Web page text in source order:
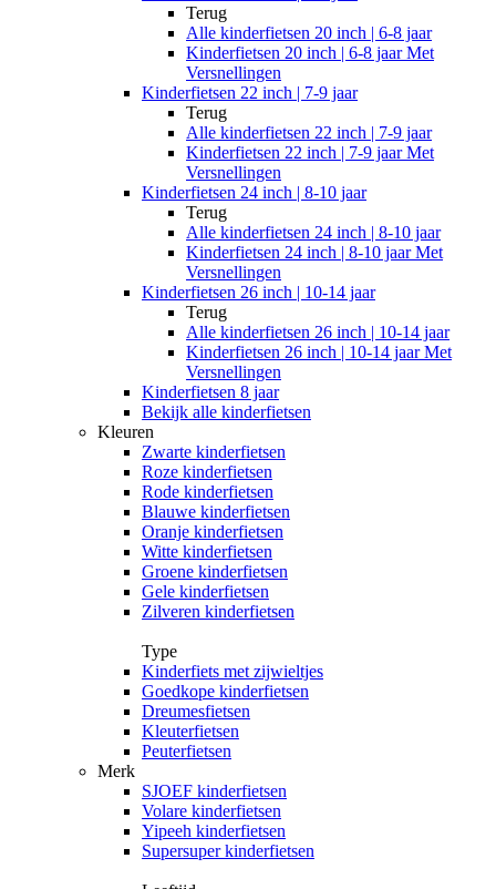
Terug
Alle kinderfietsen 20 inch | 6-8 jaar
Kinderfietsen 20 inch | 6-8 jaar Met
Versnellingen
Kinderfietsen 22 inch | 7-9 jaar
Terug
Alle kinderfietsen 22 inch | 7-9 jaar
Kinderfietsen 22 inch | 7-9 jaar Met
Versnellingen
Kinderfietsen 24 inch | 8-10 jaar
Terug
Alle kinderfietsen 24 inch | 8-10 jaar
Kinderfietsen 24 inch | 8-10 jaar Met
Versnellingen
Kinderfietsen 26 inch | 10-14 jaar
Terug
Alle kinderfietsen 26 inch | 10-14 jaar
Kinderfietsen 26 inch | 10-14 jaar Met
Versnellingen
Kinderfietsen 8 jaar
Bekijk alle kinderfietsen
Kleuren
Zwarte kinderfietsen
Roze kinderfietsen
Rode kinderfietsen
Blauwe kinderfietsen
Oranje kinderfietsen
Witte kinderfietsen
Groene kinderfietsen
Gele kinderfietsen
Zilveren kinderfietsen
Type
Kinderfiets met zijwieltjes
Goedkope kinderfietsen
Dreumesfietsen
Kleuterfietsen
Peuterfietsen
Merk
SJOEF kinderfietsen
Volare kinderfietsen
Yipeeh kinderfietsen
Supersuper kinderfietsen